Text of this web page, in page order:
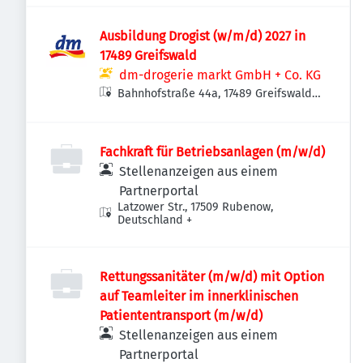
Ausbildung Drogist (w/m/d) 2027 in
17489 Greifswald
dm-drogerie markt GmbH + Co. KG
Bahnhofstraße 44a, 17489 Greifswald,
Fachkraft für Betriebsanlagen (m/w/d)
Stellenanzeigen aus einem
Partnerportal
Latzower Str., 17509 Rubenow,
Deutschland +
Rettungssanitäter (m/w/d) mit Option
auf Teamleiter im innerklinischen
Patiententransport (m/w/d)
Stellenanzeigen aus einem
Partnerportal